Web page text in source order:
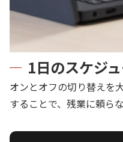
1日のスケジ
オンとオフの切り替えを
することで、残業に頼ら